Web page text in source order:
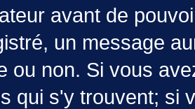
avant de
un message
ou non. Si vous
qui s'y trouvent; si